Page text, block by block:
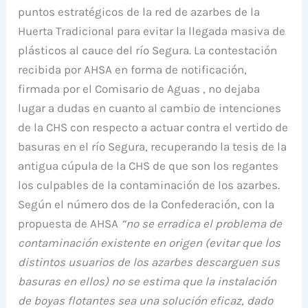
puntos estratégicos de la red de azarbes de la
Huerta Tradicional para evitar la llegada masiva de
plásticos al cauce del río Segura. La contestación
recibida por AHSA en forma de notificación,
firmada por el Comisario de Aguas , no dejaba
lugar a dudas en cuanto al cambio de intenciones
de la CHS con respecto a actuar contra el vertido de
basuras en el río Segura, recuperando la tesis de la
antigua cúpula de la CHS de que son los regantes
los culpables de la contaminación de los azarbes.
Según el número dos de la Confederación, con la
propuesta de AHSA “no se erradica el problema de
contaminación existente en origen (evitar que los
distintos usuarios de los azarbes descarguen sus
basuras en ellos) no se estima que la instalación
de boyas flotantes sea una solución eficaz, dado